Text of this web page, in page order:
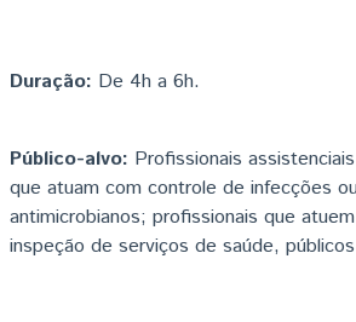
Duração: De 4h a 6h.
Público-alvo: Profissionais
que atuam com controle de infecções
antimicrobianos; profissionais que
inspeção de serviços de saúde,